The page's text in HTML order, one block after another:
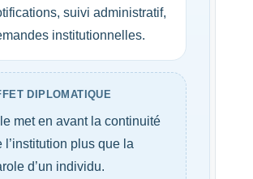
suivi administratif,
institutionnelles.
DIPLOMATIQUE
met en avant la continuité
l’institution plus que la
d’un individu.